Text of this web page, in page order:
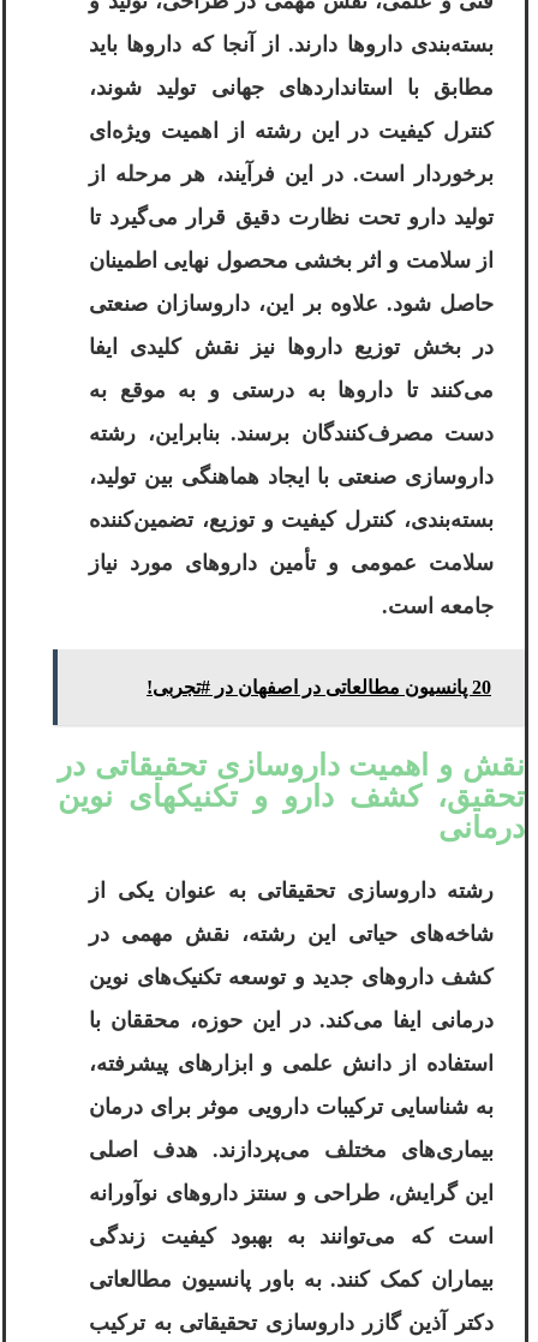
بسته‌بندی داروها دارند. از آنجا که داروها باید
مطابق با استانداردهای جهانی تولید شوند،
کنترل کیفیت در این رشته از اهمیت ویژه‌ای
برخوردار است. در این فرآیند، هر مرحله از
تولید دارو تحت نظارت دقیق قرار می‌گیرد تا
از سلامت و اثر بخشی محصول نهایی اطمینان
حاصل شود. علاوه بر این، داروسازان صنعتی
در بخش توزیع داروها نیز نقش کلیدی ایفا
می‌کنند تا داروها به درستی و به موقع به
دست مصرف‌کنندگان برسند. بنابراین، رشته
داروسازی صنعتی با ایجاد هماهنگی بین تولید،
بسته‌بندی، کنترل کیفیت و توزیع، تضمین‌کننده
سلامت عمومی و تأمین داروهای مورد نیاز
جامعه است.
20 پانسیون مطالعاتی در اصفهان در #تجربی!
نقش و اهمیت داروسازی تحقیقاتی در
تحقیق، کشف دارو و تکنیکهای نوین
درمانی
رشته داروسازی تحقیقاتی به عنوان یکی از
شاخه‌های حیاتی این رشته، نقش مهمی در
کشف داروهای جدید و توسعه تکنیک‌های نوین
درمانی ایفا می‌کند. در این حوزه، محققان با
استفاده از دانش علمی و ابزارهای پیشرفته،
به شناسایی ترکیبات دارویی موثر برای درمان
بیماری‌های مختلف می‌پردازند. هدف اصلی
این گرایش، طراحی و سنتز داروهای نوآورانه
است که می‌توانند به بهبود کیفیت زندگی
بیماران کمک کنند. به باور پانسیون مطالعاتی
دکتر آذین گازر داروسازی تحقیقاتی به ترکیب